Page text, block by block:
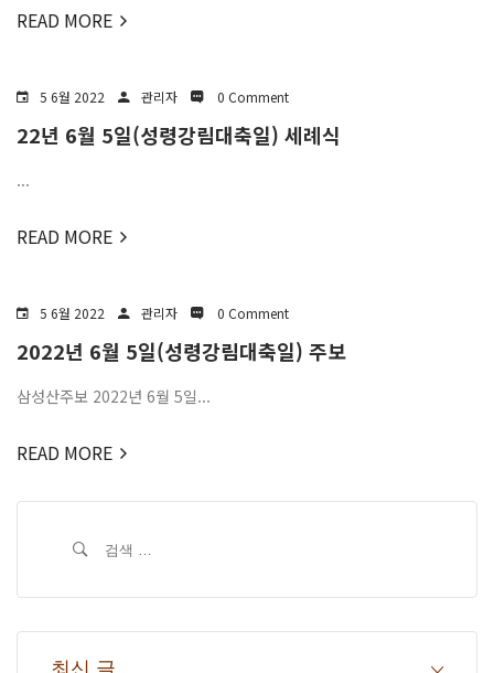
READ MORE
5 6월 2022 관리자 0 Comment
22년 6월 5일(성령강림대축일) 세례식
...
READ MORE
5 6월 2022 관리자 0 Comment
2022년 6월 5일(성령강림대축일) 주보
삼성산주보 2022년 6월 5일...
READ MORE